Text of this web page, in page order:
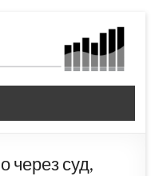
через суд,